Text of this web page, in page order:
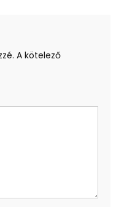
A kötelező